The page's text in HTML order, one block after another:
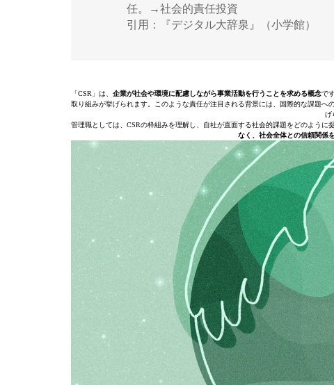
任。→社会的責任投資
引用：『デジタル大辞泉』（小学館）
「CSR」は、 企業が社会や環境に配慮しながら事業活動を行うことを求める概念で
取り組みが挙げられます。このような責任が注目される背景には、国際的な課題
げ
管理職としては、CSRの枠組みを理解し、自社が直面する社会的課題をどのように
なく、社会全体との信頼関係